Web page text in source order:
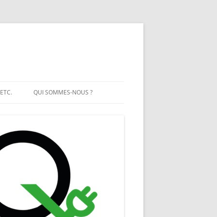
SOLAIRE
QUI SOMMES-NOUS ?